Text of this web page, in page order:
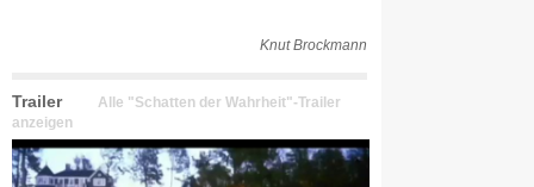
Knut Brockmann
Trailer
Alle "Schatten der Wahrheit"-Trailer
anzeigen